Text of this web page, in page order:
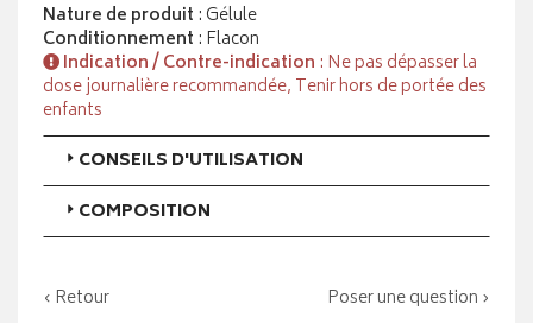
Nature de produit : Gélule
Conditionnement : Flacon
Indication / Contre-indication : Ne pas dépasser la
dose journalière recommandée, Tenir hors de portée des
enfants
CONSEILS D'UTILISATION
COMPOSITION
‹ Retour Poser une question ›